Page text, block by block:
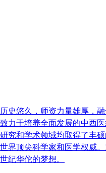
史悠久，师资力量雄厚，
力于培养全面发展的中西
究和学术领域均取得了丰
界顶尖科学家和医学权威
纪华佗的梦想。